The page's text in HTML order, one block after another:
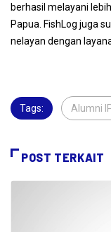
berhasil melayani
Papua. FishLog juga
nelayan dengan
Tags: Alumni
POST TERKAIT